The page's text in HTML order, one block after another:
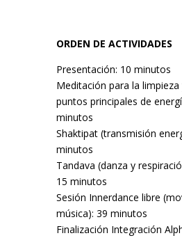
ORDEN DE ACTIVIDADES
Presentación: 10 minutos
Meditación para la
puntos principales de
minutos
Shaktipat (transmisión
minutos
Tandava (danza y
15 minutos
Sesión Innerdance libre
música): 39 minutos
Finalización Integración